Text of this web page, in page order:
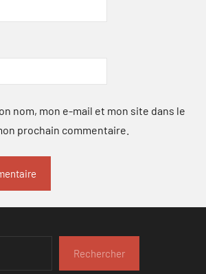
nom, mon e-mail et mon site dans le
prochain commentaire.
Rechercher